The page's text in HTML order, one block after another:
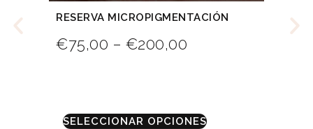
RESERVA MICROPIGMENTACIÓN
€75,00 – €200,00
SELECCIONAR OPCIONES